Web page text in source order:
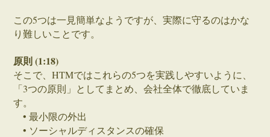
この5つは一見簡単なようですが、実際に守るのはかな
り難しいことです。
原則 (1:18)
そこで、HTMではこれらの5つを実践しやすいように、
「3つの原則」としてまとめ、会社全体で徹底していま
す。
• 最小限の外出
• ソーシャルディスタンスの確保